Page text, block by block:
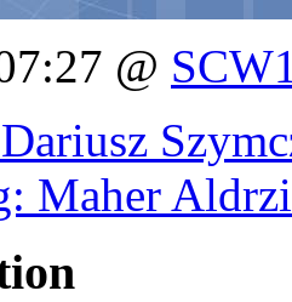
@
Maher Aldrzi